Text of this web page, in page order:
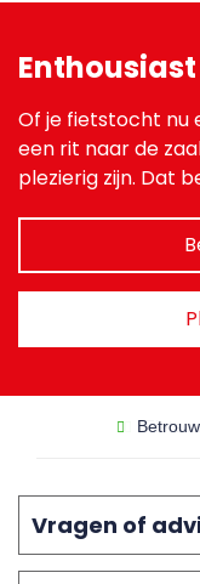
Of je fietstocht nu
een rit naar de
plezierig zijn. Dat
Vragen of